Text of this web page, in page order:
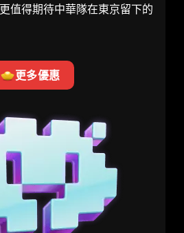
值得期待中華隊在東京留下的
更多優惠